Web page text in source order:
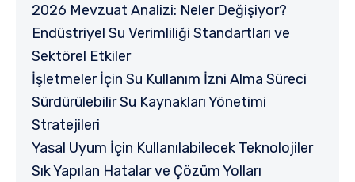
2026 Mevzuat Analizi: Neler Değişiyor?
Endüstriyel Su Verimliliği Standartları ve
Sektörel Etkiler
İşletmeler İçin Su Kullanım İzni Alma Süreci
Sürdürülebilir Su Kaynakları Yönetimi
Stratejileri
Yasal Uyum İçin Kullanılabilecek Teknolojiler
Sık Yapılan Hatalar ve Çözüm Yolları